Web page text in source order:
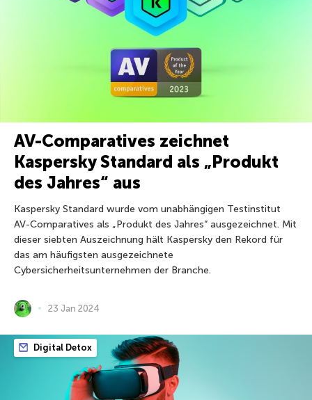
AV-Comparatives zeichnet
Kaspersky Standard als „Produkt
des Jahres“ aus
Kaspersky Standard wurde vom unabhängigen Testinstitut
AV-Comparatives als „Produkt des Jahres“ ausgezeichnet. Mit
dieser siebten Auszeichnung hält Kaspersky den Rekord für
das am häufigsten ausgezeichnete
Cybersicherheitsunternehmen der Branche.
23 Jan 2024
Digital Detox